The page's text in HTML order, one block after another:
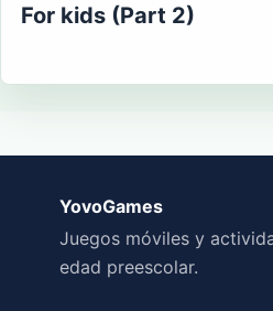
For kids (Part 2)
YovoGames
Juegos móviles y
edad preescolar.